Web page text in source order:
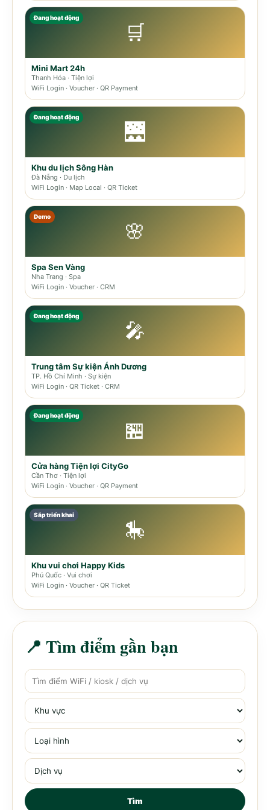
Đang hoạt động
🛒
Mini Mart 24h
Thanh Hóa · Tiện lợi
WiFi Login · Voucher · QR Payment
Đang hoạt động
🌉
Khu du lịch Sông Hàn
Đà Nẵng · Du lịch
WiFi Login · Map Local · QR Ticket
Demo
🌸
Spa Sen Vàng
Nha Trang · Spa
WiFi Login · Voucher · CRM
Đang hoạt động
🎤
Trung tâm Sự kiện Ánh Dương
TP. Hồ Chí Minh · Sự kiện
WiFi Login · QR Ticket · CRM
Đang hoạt động
🏪
Cửa hàng Tiện lợi CityGo
Cần Thơ · Tiện lợi
WiFi Login · Voucher · QR Payment
Sắp triển khai
🎠
Khu vui chơi Happy Kids
Phú Quốc · Vui chơi
WiFi Login · Voucher · QR Ticket
📍 Tìm điểm gần bạn
Tìm